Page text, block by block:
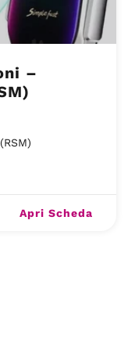
–
Apri Scheda